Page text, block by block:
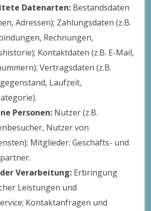
Datenarten: Bestandsdaten
Adressen); Zahlungsdaten (z.B.
Rechnungen,
Kontaktdaten (z.B. E-Mail,
Vertragsdaten (z.B.
Laufzeit,
Personen: Nutzer (z.B.
Nutzer von
Mitglieder; Geschäfts- und
Verarbeitung: Erbringung
Leistungen und
Kontaktanfragen und